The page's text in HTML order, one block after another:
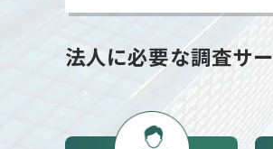
法人に必要な調査サ